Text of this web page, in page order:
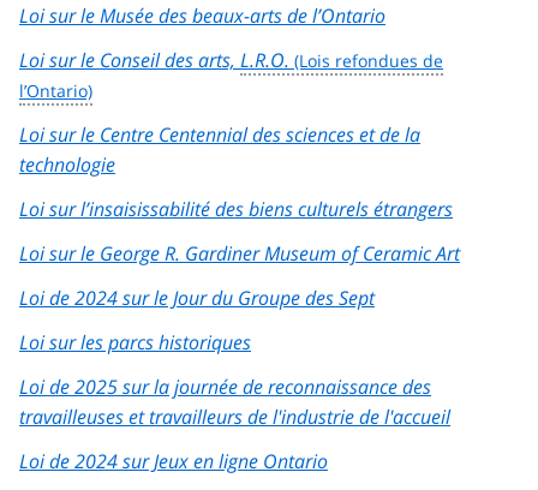
Loi sur le Musée des beaux-arts de l’Ontario
Loi sur le Conseil des arts, L.R.O.
Loi sur le Centre Centennial des sciences et de la
technologie
Loi sur l’insaisissabilité des biens culturels étrangers
Loi sur le George R. Gardiner Museum of Ceramic Art
Loi de 2024 sur le Jour du Groupe des Sept
Loi sur les parcs historiques
Loi de 2025 sur la journée de reconnaissance des
travailleuses et travailleurs de l'industrie de l'accueil
Loi de 2024 sur Jeux en ligne Ontario